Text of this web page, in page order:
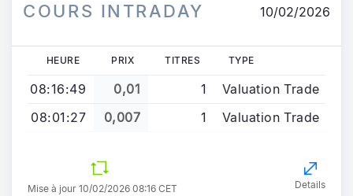
COURS INTRADAY 10/02/2026
HEURE PRIX TITRES TYPE
08:16:49 0,01 1
Valuation Trade
08:01:27
0,007 1 Valuation Trade
Mise à jour 10/02/2026 08:16 CET Details